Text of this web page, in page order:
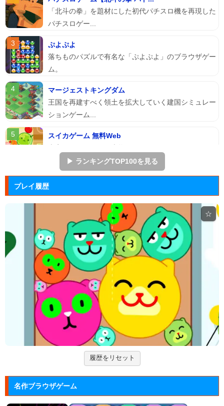
「北斗の拳」を題材にした初代パチスロ機を再現した
パチスロゲー...
ぷよぷよ
落ちものパズルで有名な「ぷよぷよ」のブラウザゲー
ム。
マージェストキングダム
王国を再建すべく領土を拡大していく建国シミュレー
ションゲーム...
スイカゲーム 無料Web
のスイ...
る音楽ゲーム...
Hole.io
物を吸い込むことで巨大化する穴が、街全体を吸い落
とすアクショ...
エヴァンゲリオン まごころを、...
実機スロット「エヴァンゲリオン まごころを、君
に」をシミュレ...
Arkanoid
タイトーが開発したアーケードゲーム「アルカノイ
ド」の無料ゲー...
ズーキーパー2
動物たちを3匹以上にして捕まえていくパズルゲー
ム。
▶ ランキングTOP100を見る
プレイ履歴
☆
履歴をリセット
名作ブラウザゲーム